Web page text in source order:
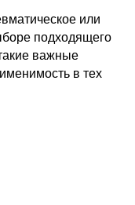
или
подходящего
важные
в тех